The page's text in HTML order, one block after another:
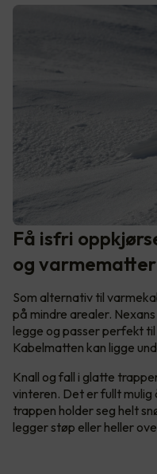
Få isfri
og varmematter
Som alternativ til
på mindre arealer.
legge og passer perfekt
Kabelmatten kan ligge
Knall og fall i glatte
vinteren. Det er fullt
trappen holder seg helt
legger støp eller heller